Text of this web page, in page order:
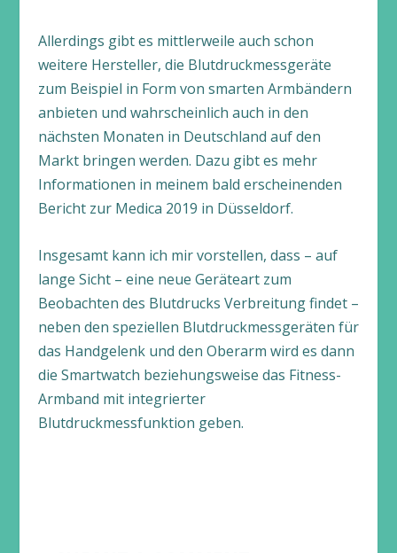
Allerdings gibt es mittlerweile auch schon
weitere Hersteller, die Blutdruckmessgeräte
zum Beispiel in Form von smarten Armbändern
anbieten und wahrscheinlich auch in den
nächsten Monaten in Deutschland auf den
Markt bringen werden. Dazu gibt es mehr
Informationen in meinem bald erscheinenden
Bericht zur Medica 2019 in Düsseldorf.
Insgesamt kann ich mir vorstellen, dass – auf
lange Sicht – eine neue Geräteart zum
Beobachten des Blutdrucks Verbreitung findet –
neben den speziellen Blutdruckmessgeräten für
das Handgelenk und den Oberarm wird es dann
die Smartwatch beziehungsweise das Fitness-
Armband mit integrierter
Blutdruckmessfunktion geben.